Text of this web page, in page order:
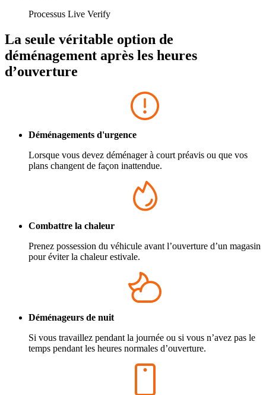
Processus Live Verify
La seule véritable option de
déménagement après les heures
d’ouverture
Déménagements d'urgence
Lorsque vous devez déménager à court préavis ou que vos
plans changent de façon inattendue.
Combattre la chaleur
Prenez possession du véhicule avant l’ouverture d’un magasin
pour éviter la chaleur estivale.
Déménageurs de nuit
Si vous travaillez pendant la journée ou si vous n’avez pas le
temps pendant les heures normales d’ouverture.